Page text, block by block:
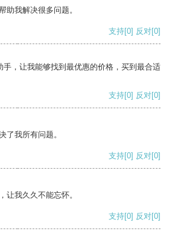
助我解决很多问题。
支持[0] 反对[0]
手，让我能够找到最优惠的价格，买到最合适
支持[0] 反对[0]
了我所有问题。
支持[0] 反对[0]
让我久久不能忘怀。
支持[0] 反对[0]